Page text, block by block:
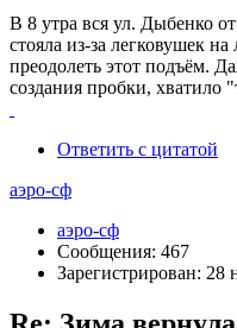
В 8 утра вся ул. Дыбенко
стояла из-за легковушек
преодолеть этот подъём.
создания пробки, хватило
Ответить с цитатой
аэро-сф
аэро-сф
Сообщения: 467
Зарегистрирован: 28